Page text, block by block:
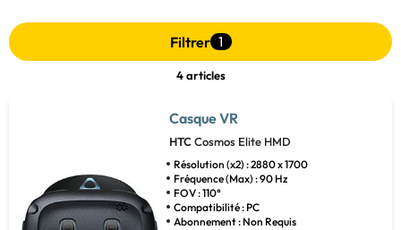
Filtrer 1
4 articles
Casque VR
HTCCosmos Elite HMD
Résolution (x2) : 2880 x 1700
Fréquence (Max) : 90 Hz
FOV : 110°
Compatibilité : PC
Abonnement : Non Requis